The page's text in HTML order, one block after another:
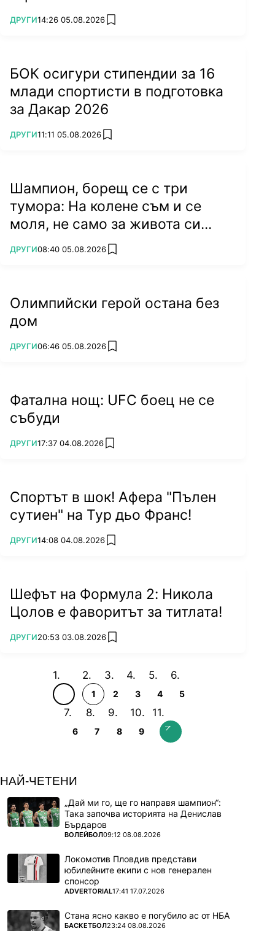
ПОВЕЧЕ ОТ
ДРУГИ14:26 05.08.2026 add favorites
БОК осигури стипендии за 16
млади спортисти в подготовка
за Дакар 2026
ПОВЕЧЕ ОТ
ДРУГИ11:11 05.08.2026 add favorites
Шампион, борещ се с три
тумора: На колене съм и се
моля, не само за живота си...
ПОВЕЧЕ ОТ
ДРУГИ08:40 05.08.2026 add favorites
Олимпийски герой остана без
дом
ПОВЕЧЕ ОТ
ДРУГИ06:46 05.08.2026 add favorites
Фатална нощ: UFC боец не се
събуди
ПОВЕЧЕ ОТ
ДРУГИ17:37 04.08.2026 add favorites
Спортът в шок! Афера "Пълен
сутиен" на Тур дьо Франс!
ПОВЕЧЕ ОТ
ДРУГИ14:08 04.08.2026 add favorites
Шефът на Формула 2: Никола
Цолов е фаворитът за титлата!
ПОВЕЧЕ ОТ
ДРУГИ20:53 03.08.2026 add favorites
1 2 3 4 5
6 7 8 9
НАЙ-ЧЕТЕНИ
„Дай ми го, ще го направя шампион“:
Така започва историята на Денислав
Бърдаров
ПОВЕЧЕ ОТ
ВОЛЕЙБОЛ09:12 08.08.2026
Локомотив Пловдив представи
юбилейните екипи с нов генерален
спонсор
ПОВЕЧЕ ОТ
ADVERTORIAL17:41 17.07.2026
Стана ясно какво е погубило ас от НБА
ПОВЕЧЕ ОТ
БАСКЕТБОЛ23:24 08.08.2026